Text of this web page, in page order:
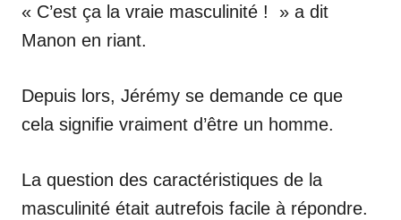
« C’est ça la vraie masculinité ! » a dit
Manon en riant.
Depuis lors, Jérémy se demande ce que
cela signifie vraiment d’être un homme.
La question des caractéristiques de la
masculinité était autrefois facile à répondre.